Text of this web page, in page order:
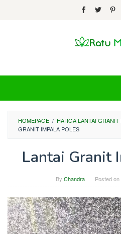
HOMEPAGE / HARGA LANTAI GRANIT
GRANIT IMPALA POLES
Lantai Granit
By Chandra Posted on